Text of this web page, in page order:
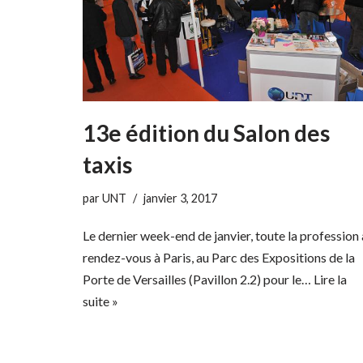
13e édition du Salon des
taxis
parUNT janvier 3, 2017
Le dernier week-end de janvier, toute la profession
rendez-vous à Paris, au Parc des Expositions de la
Porte de Versailles (Pavillon 2.2) pour le… Lire la
suite »